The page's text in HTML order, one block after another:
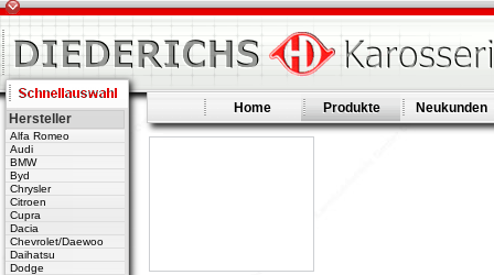
Home Produkte Neukunden
Hersteller
Alfa Romeo
Audi
BMW
Byd
Chrysler
Citroen
Cupra
Dacia
Chevrolet/Daewoo
Daihatsu
Dodge